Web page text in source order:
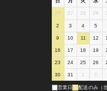
26 27 28 29
2 3 4 5
9 10 11 12
16 17 18 19
23 24 25 26
30 31 1 2
営業日
配送のみ（